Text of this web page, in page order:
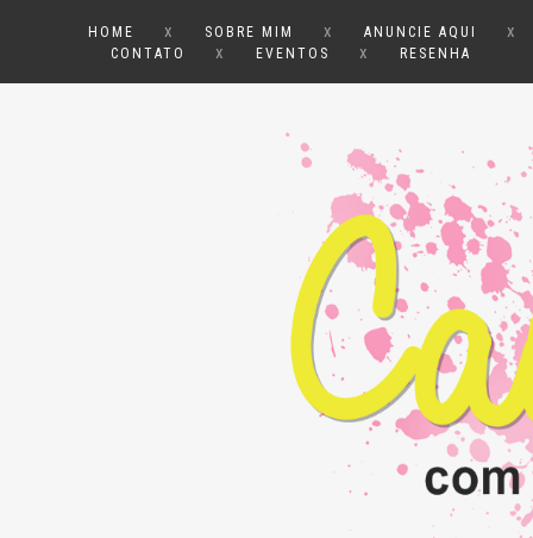
HOME x SOBRE MIM x ANUNCIE AQUI x
CONTATO x EVENTOS x RESENHA